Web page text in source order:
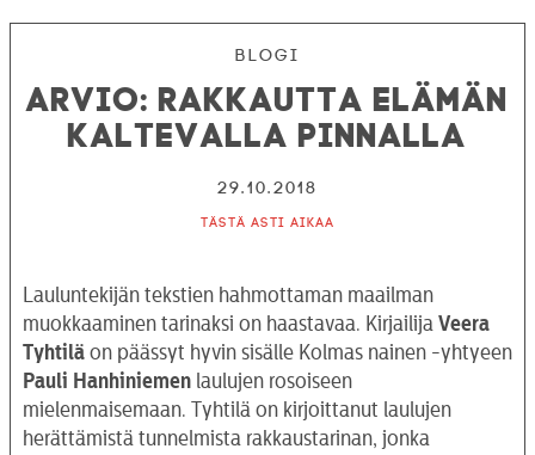
Blogi
ARVIO: Rakkautta elämän
kaltevalla pinnalla
29.10.2018
Tästä asti aikaa
Lauluntekijän tekstien hahmottaman maailman
muokkaaminen tarinaksi on haastavaa. Kirjailija Veera
Tyhtilä on päässyt hyvin sisälle Kolmas nainen -yhtyeen
Pauli Hanhiniemen laulujen rosoiseen
mielenmaisemaan. Tyhtilä on kirjoittanut laulujen
herättämistä tunnelmista rakkaustarinan, jonka